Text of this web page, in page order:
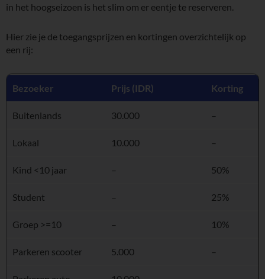
in het hoogseizoen is het slim om er eentje te reserveren.
Hier zie je de toegangsprijzen en kortingen overzichtelijk op
een rij:
Bezoeker Prijs (IDR) Korting
Buitenlands 30.000 –
Lokaal 10.000 –
Kind <10 jaar – 50%
Student – 25%
Groep >=10 – 10%
Parkeren scooter 5.000 –